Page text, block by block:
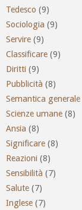
Tedesco (9)
Sociologia (9)
Servire (9)
Classificare (9)
Diritti (9)
Pubblicità (8)
Semantica generale
Scienze umane (8)
Ansia (8)
Significare (8)
Reazioni (8)
Sensibilità (7)
Salute (7)
Inglese (7)